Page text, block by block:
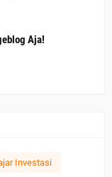
Aja!
Investasi